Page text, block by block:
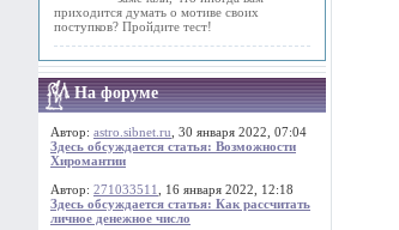
приходится думать о мотиве своих
поступков? Пройдите тест!
На форуме
Автор: astro.sibnet.ru , 30 января 2022, 07:04
Здесь обсуждается статья: Возможности
Хиромантии
Автор: 271033511
, 16 января 2022, 12:18
Здесь обсуждается статья: Как рассчитать
личное денежное число